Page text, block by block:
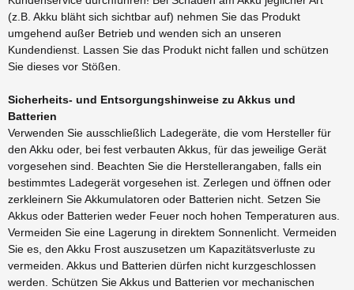
(z.B. Akku bläht sich sichtbar auf) nehmen Sie das Produkt
umgehend außer Betrieb und wenden sich an unseren
Kundendienst. Lassen Sie das Produkt nicht fallen und schützen
Sie dieses vor Stößen.
Sicherheits- und Entsorgungshinweise zu Akkus und
Batterien
Verwenden Sie ausschließlich Ladegeräte, die vom Hersteller für
den Akku oder, bei fest verbauten Akkus, für das jeweilige Gerät
vorgesehen sind. Beachten Sie die Herstellerangaben, falls ein
bestimmtes Ladegerät vorgesehen ist. Zerlegen und öffnen oder
zerkleinern Sie Akkumulatoren oder Batterien nicht. Setzen Sie
Akkus oder Batterien weder Feuer noch hohen Temperaturen aus.
Vermeiden Sie eine Lagerung in direktem Sonnenlicht. Vermeiden
Sie es, den Akku Frost auszusetzen um Kapazitätsverluste zu
vermeiden. Akkus und Batterien dürfen nicht kurzgeschlossen
werden. Schützen Sie Akkus und Batterien vor mechanischen